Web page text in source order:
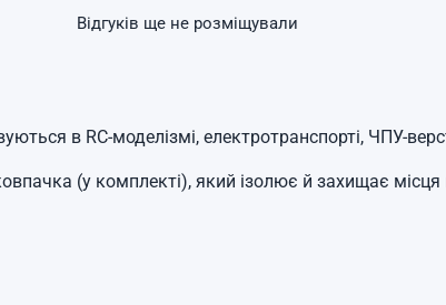
Відгуків ще не розміщували
в RC-моделізмі, електротранспорті, ЧПУ-
(у комплекті), який ізолює й захищає